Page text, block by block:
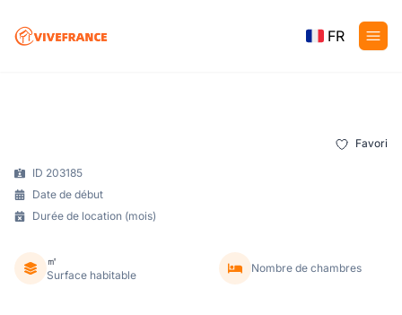
FR
Favori
ID 203185
Date de début
Durée de location (mois)
㎡
Surface habitable
Nombre de chambres